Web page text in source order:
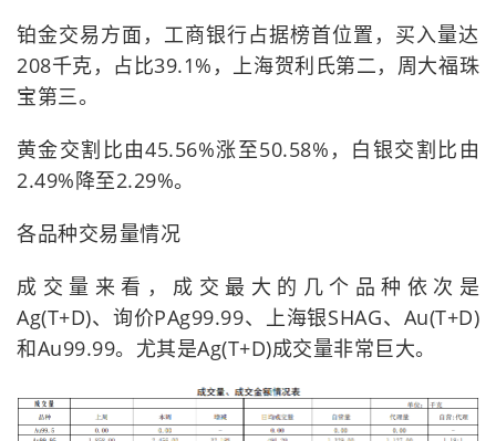
铂金交易方面，工商银行占据榜首位置，买入量达
208千克，占比39.1%，上海贺利氏第二，周大福珠
宝第三。
黄金交割比由45.56%涨至50.58%，白银交割比由
2.49%降至2.29%。
各品种交易量情况
成交量来看，成交最大的几个品种依次是
Ag(T+D)、询价PAg99.99、上海银SHAG、Au(T+D)
和Au99.99。尤其是Ag(T+D)成交量非常巨大。